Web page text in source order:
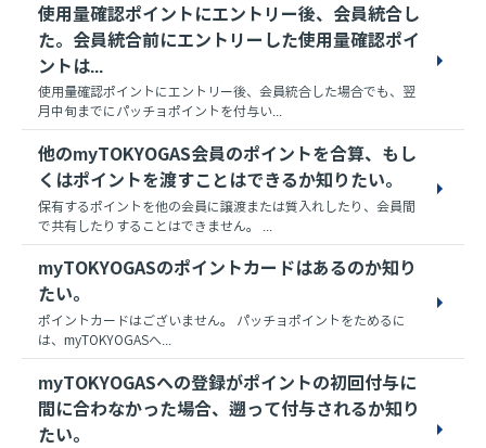
使用量確認ポイントにエントリー後、会員統合し
た。会員統合前にエントリーした使用量確認ポイ
ントは...
使用量確認ポイントにエントリー後、会員統合した場合でも、翌
月中旬までにパッチョポイントを付与い...
他のmyTOKYOGAS会員のポイントを合算、もし
くはポイントを渡すことはできるか知りたい。
保有するポイントを他の会員に譲渡または質入れしたり、会員間
で共有したりすることはできません。 ...
myTOKYOGASのポイントカードはあるのか知り
たい。
ポイントカードはございません。 パッチョポイントをためるに
は、myTOKYOGASへ...
myTOKYOGASへの登録がポイントの初回付与に
間に合わなかった場合、遡って付与されるか知り
たい。